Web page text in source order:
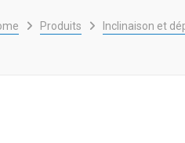
Produits Inclinaison et